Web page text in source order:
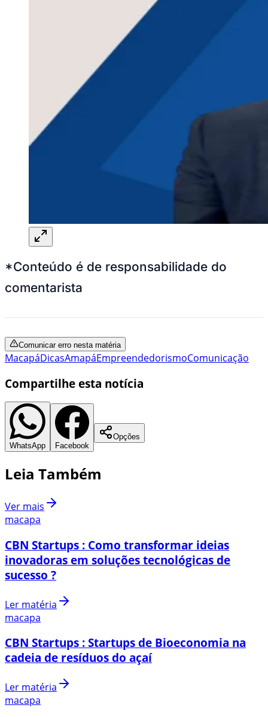
*Conteúdo é de responsabilidade do
comentarista
Comunicar erro nesta matéria
MacapáDicasAmapáEmpreendedorismoComunicação
Compartilhe esta notícia
WhatsApp Facebook
Opções
Leia Também
Ver mais
macapa
CBN Startups : Como transformar ideias
inovadoras em soluções tecnológicas de
sucesso ?
Ler matéria
macapa
CBN Startups : Startups de Bioeconomia na
cadeia de resíduos do açaí
Ler matéria
macapa